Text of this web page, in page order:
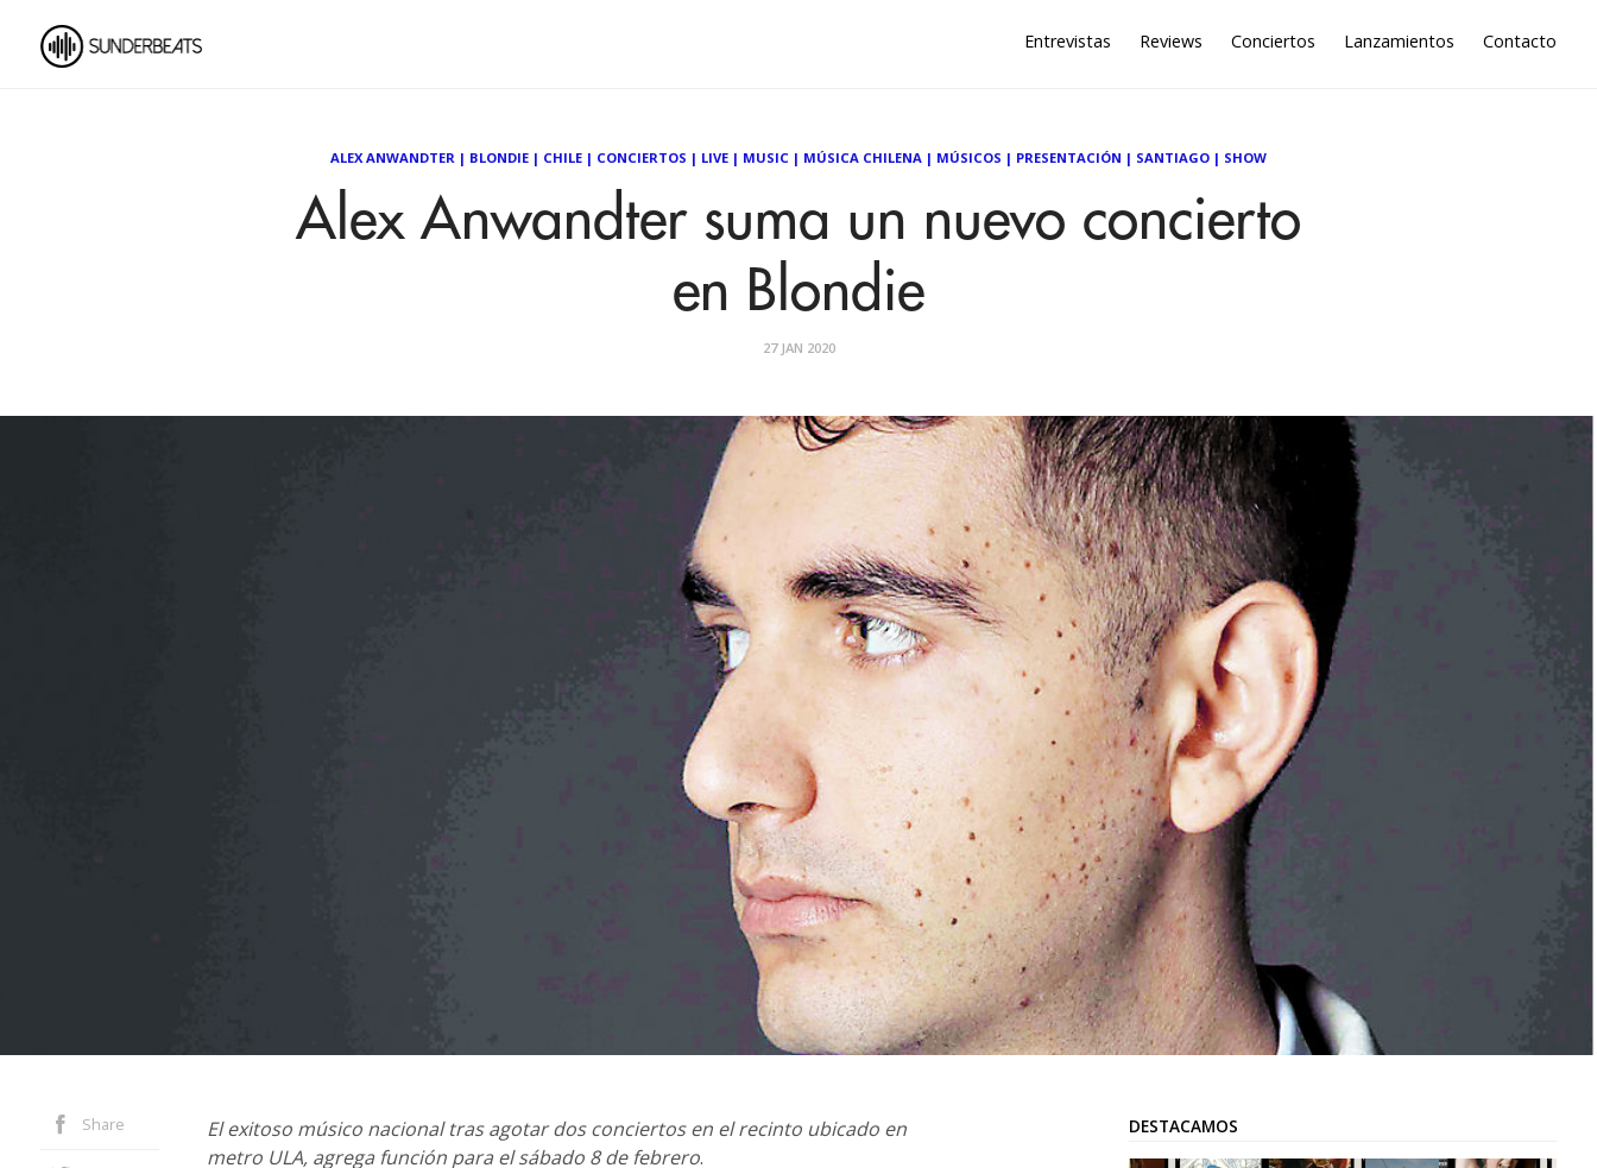
Entrevistas Reviews Conciertos Lanzamientos Contacto
ALEX ANWANDTER | BLONDIE | CHILE | CONCIERTOS | LIVE | MUSIC | MÚSICA CHILENA | MÚSICOS | PRESENTACIÓN | SANTIAGO | SHOW
Alex Anwandter suma un nuevo concierto
en Blondie
27 JAN 2020
Share
El exitoso músico nacional tras agotar dos conciertos en el recinto ubicado en
metro ULA, agrega función para el sábado 8 de febrero.
DESTACAMOS